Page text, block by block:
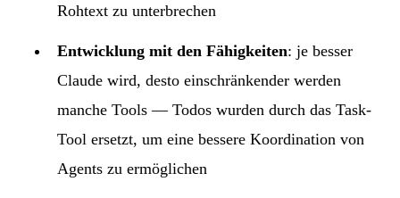
Rohtext zu unterbrechen
Entwicklung mit den Fähigkeiten: je besser
Claude wird, desto einschränkender werden
manche Tools — Todos wurden durch das Task-
Tool ersetzt, um eine bessere Koordination von
Agents zu ermöglichen